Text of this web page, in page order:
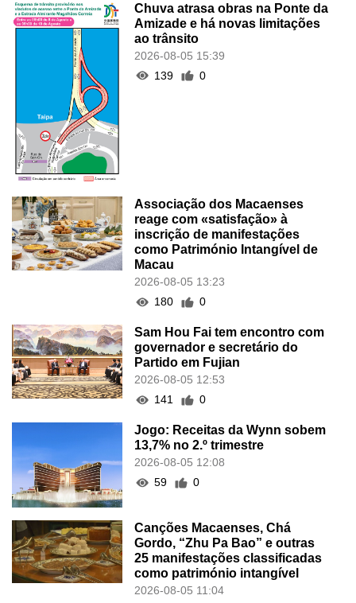
Chuva atrasa obras na Ponte da
Amizade e há novas limitações
ao trânsito
2026-08-05 15:39
139
0
Associação dos Macaenses
reage com «satisfação» à
inscrição de manifestações
como Património Intangível de
Macau
2026-08-05 13:23
180
0
Sam Hou Fai tem encontro com
governador e secretário do
Partido em Fujian
2026-08-05 12:53
141
0
Jogo: Receitas da Wynn sobem
13,7% no 2.º trimestre
2026-08-05 12:08
59
0
Canções Macaenses, Chá
Gordo, “Zhu Pa Bao” e outras
25 manifestações classificadas
como património intangível
2026-08-05 11:04